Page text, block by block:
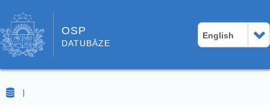
OSP
DATUBĀZE
English